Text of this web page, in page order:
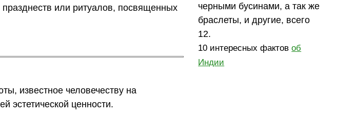
или ритуалов, посвященных
известное человечеству на
эстетической ценности.
черными бусинами, а так же
браслеты, и другие, всего
12.
10 интересных фактовоб
Индии